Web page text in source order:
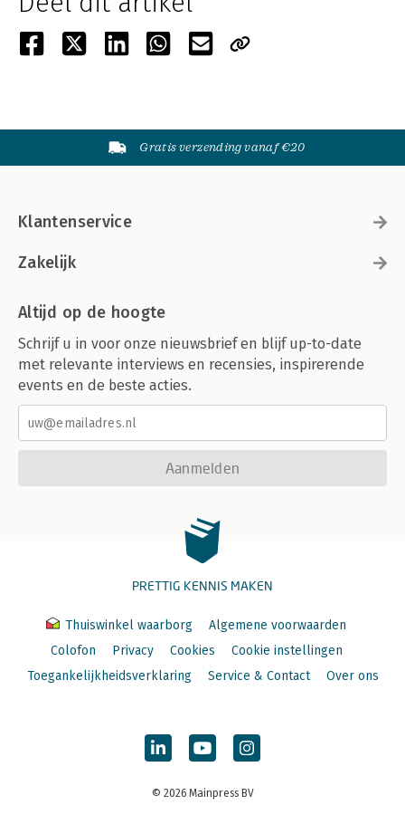
Gratis verzending vanaf €20
Klantenservice
Zakelijk
Altijd op de hoogte
Schrijf u in voor onze nieuwsbrief en blijf up-to-date
met relevante interviews en recensies, inspirerende
events en de beste acties.
Aanmelden
PRETTIG KENNIS MAKEN
Thuiswinkel waarborg
Algemene voorwaarden
Colofon
Privacy Cookies
Cookie instellingen
Toegankelijkheidsverklaring
Service & Contact Over ons
© 2026 Mainpress BV